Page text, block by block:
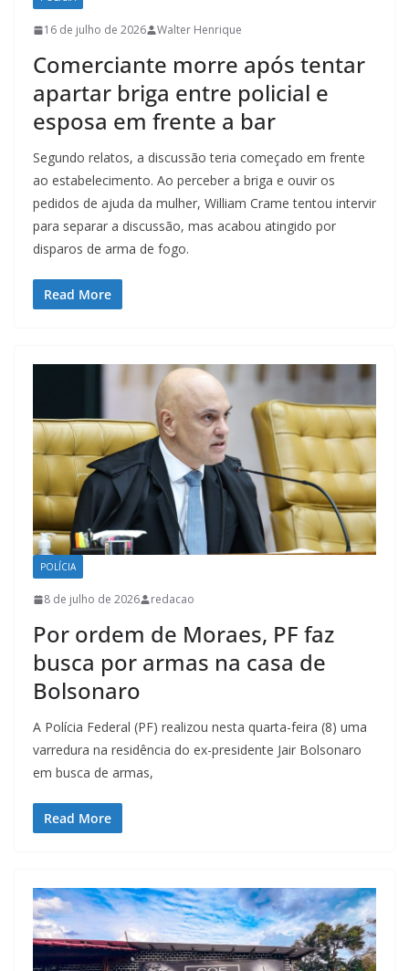
16 de julho de 2026 Walter Henrique
Comerciante morre após tentar
apartar briga entre policial e
esposa em frente a bar
Segundo relatos, a discussão teria começado em frente
ao estabelecimento. Ao perceber a briga e ouvir os
pedidos de ajuda da mulher, William Crame tentou intervir
para separar a discussão, mas acabou atingido por
disparos de arma de fogo.
Read More
POLÍCIA
8 de julho de 2026 redacao
Por ordem de Moraes, PF faz
busca por armas na casa de
Bolsonaro
A Polícia Federal (PF) realizou nesta quarta-feira (8) uma
varredura na residência do ex-presidente Jair Bolsonaro
em busca de armas,
Read More